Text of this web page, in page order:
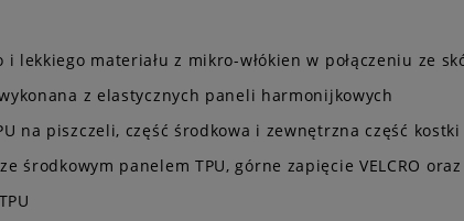
materiału z mikro-włókien w połączeniu ze
z elastycznych paneli harmonijkowych
na piszczeli, część środkowa i zewnętrzna część kostki
środkowym panelem TPU, górne zapięcie VELCRO